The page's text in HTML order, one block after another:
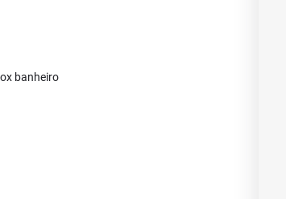
banheiro